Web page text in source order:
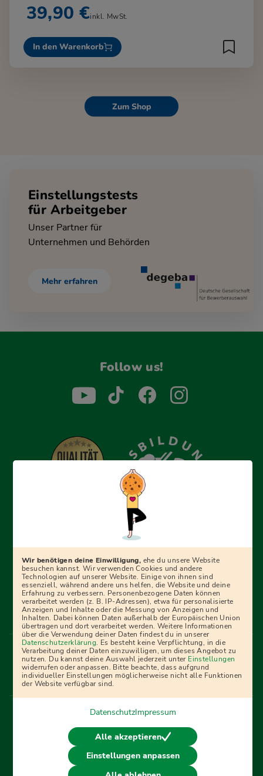
39,90 €inkl. MwSt.
In den Warenkorb
Zum Shop
Einstellungstests
für Arbeitgeber
Unser Partner für
Unternehmen und Behörden
Mehr erfahren
Follow us!
Erfolgreich bewerben mit Ausbildungspark: Wir
begleiten dich Schritt für Schritt bei deinem Start in den
Ratgebern und Prüfungspaketen, interaktiven
Videokursen und vielem mehr. Für alle, die was werden
wollen!
Menü Fußleiste
Impressum Bildquellen Presse
Mediadaten
Partner
AGB Datenschutz
Widerrufsbelehrung
Bestellung
Affiliate Partner Cookies
Vertrag widerrufen
© 2026 Ausbildungspark Verlag. Alle Rechte vorbehalten.
Wir benötigen deine Einwilligung, ehe du unsere Website
besuchen kannst. Wir verwenden Cookies und andere
Technologien auf unserer Website. Einige von ihnen sind
essenziell, während andere uns helfen, die Website und deine
Erfahrung zu verbessern. Personenbezogene Daten können
verarbeitet werden (z. B. IP-Adressen), etwa für personalisierte
Anzeigen und Inhalte oder die Messung von Anzeigen und
Inhalten. Dabei können Daten außerhalb der Europäischen Union
übertragen und dort verarbeitet werden. Weitere Informationen
über die Verwendung deiner Daten findest du in unserer
Datenschutzerklärung. Es besteht keine Verpflichtung, in die
Verarbeitung deiner Daten einzuwilligen, um dieses Angebot zu
nutzen. Du kannst deine Auswahl jederzeit unter Einstellungen
widerrufen oder anpassen. Bitte beachte, dass aufgrund
individueller Einstellungen möglicherweise nicht alle Funktionen
der Website verfügbar sind.
DatenschutzImpressum
Alle akzeptieren
Einstellungen anpassen